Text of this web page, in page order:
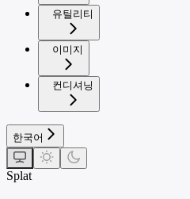
유틸리티
이미지
컨디셔닝
한국어
Splat